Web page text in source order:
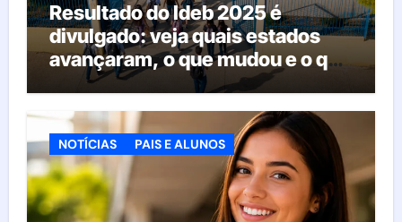
Resultado do Ideb 2025 é
divulgado: veja quais estados
avançaram, o que mudou e o que
esperar da educação brasileira
NOTÍCIAS PAIS E ALUNOS